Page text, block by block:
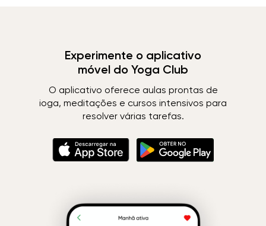
Experimente o aplicativo
móvel do Yoga Club
O aplicativo oferece aulas prontas de
ioga, meditações e cursos intensivos para
resolver várias tarefas.